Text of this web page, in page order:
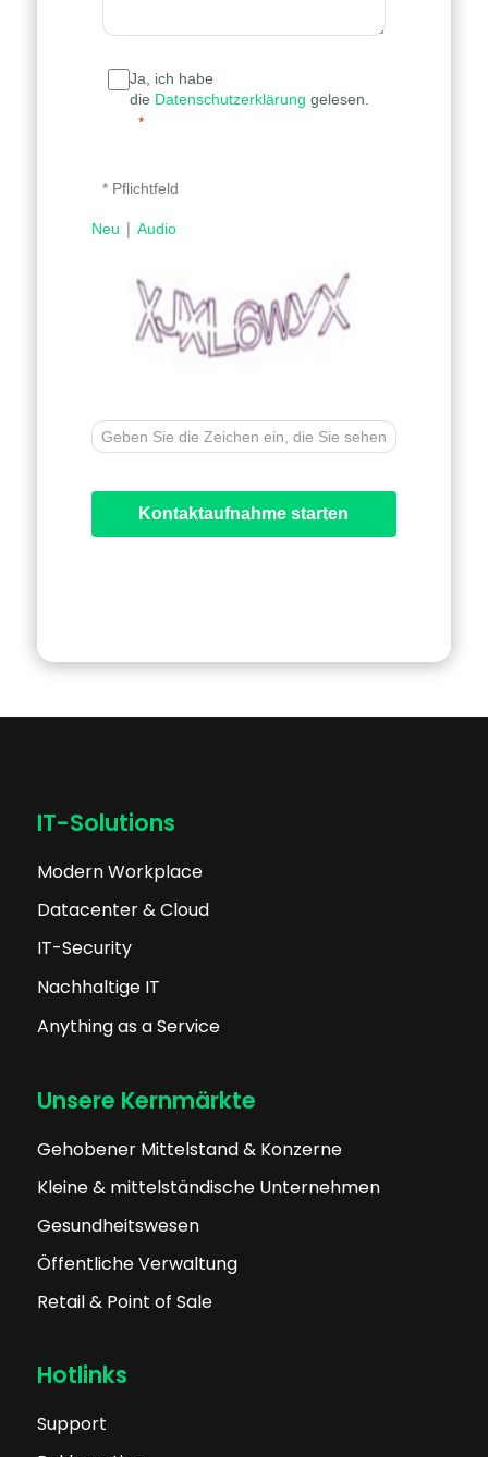
Ja, ich habe
die Datenschutzerklärung gelesen.
* Pflichtfeld
Neu | Audio
Kontaktaufnahme starten
IT-Solutions
Modern Workplace
Datacenter & Cloud
IT-Security
Nachhaltige IT
Anything as a Service
Unsere Kernmärkte
Gehobener Mittelstand & Konzerne
Kleine & mittelständische Unternehmen
Gesundheitswesen
Öffentliche Verwaltung
Retail & Point of Sale
Hotlinks
Support